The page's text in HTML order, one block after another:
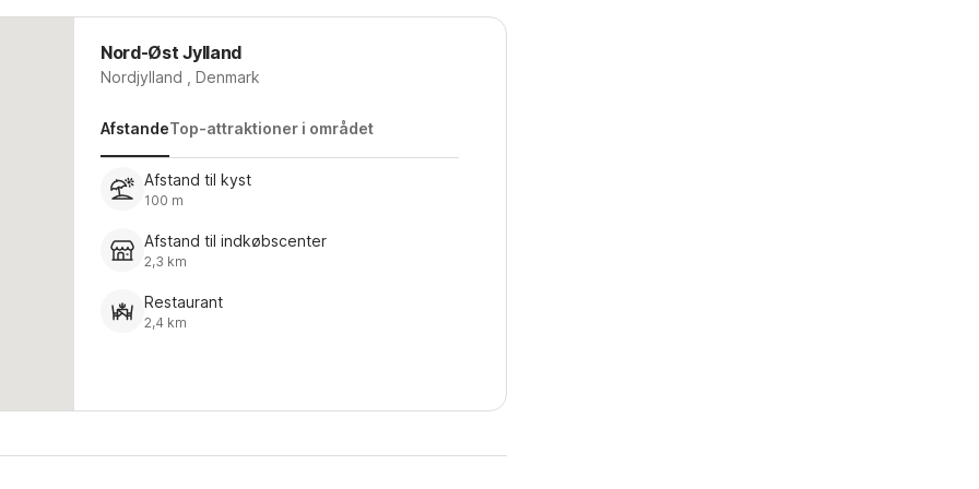
Nord-Øst Jylland
Nordjylland , Denmark
AfstandeTop-attraktioner i området
Afstand til kyst
100 m
Afstand til indkøbscenter
2,3 km
Restaurant
2,4 km